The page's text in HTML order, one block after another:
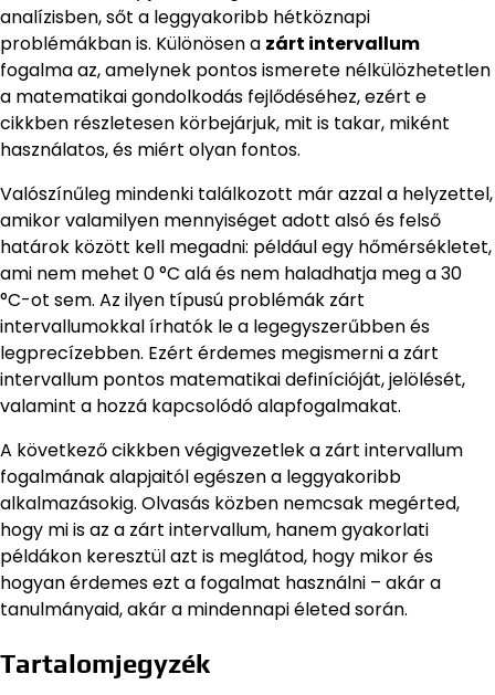
analízisben, sőt a leggyakoribb hétköznapi
problémákban is. Különösen a zárt intervallum
fogalma az, amelynek pontos ismerete nélkülözhetetlen
a matematikai gondolkodás fejlődéséhez, ezért e
cikkben részletesen körbejárjuk, mit is takar, miként
használatos, és miért olyan fontos.
Valószínűleg mindenki találkozott már azzal a helyzettel,
amikor valamilyen mennyiséget adott alsó és felső
határok között kell megadni: például egy hőmérsékletet,
ami nem mehet 0 °C alá és nem haladhatja meg a 30
°C-ot sem. Az ilyen típusú problémák zárt
intervallumokkal írhatók le a legegyszerűbben és
legprecízebben. Ezért érdemes megismerni a zárt
intervallum pontos matematikai definícióját, jelölését,
valamint a hozzá kapcsolódó alapfogalmakat.
A következő cikkben végigvezetlek a zárt intervallum
fogalmának alapjaitól egészen a leggyakoribb
alkalmazásokig. Olvasás közben nemcsak megérted,
hogy mi is az a zárt intervallum, hanem gyakorlati
példákon keresztül azt is meglátod, hogy mikor és
hogyan érdemes ezt a fogalmat használni – akár a
tanulmányaid, akár a mindennapi életed során.
Tartalomjegyzék